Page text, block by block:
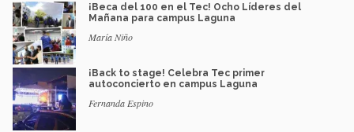
¡Beca del 100 en el Tec! Ocho Líderes del
Mañana para campus Laguna
María Niño
¡Back to stage! Celebra Tec primer
autoconcierto en campus Laguna
Fernanda Espino